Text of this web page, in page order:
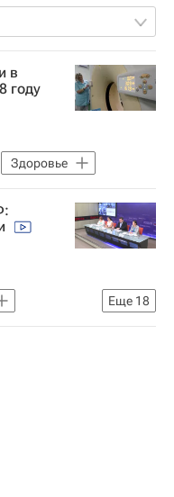
в
году
Здоровье
Еще 18
область